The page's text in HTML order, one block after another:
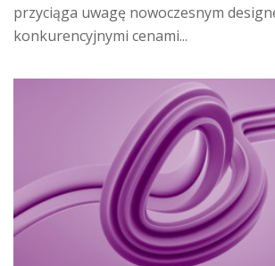
przyciąga uwagę nowoczesnym
konkurencyjnymi cenami...